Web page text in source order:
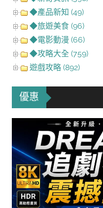
◆產品新知 (49)
◆旅遊美食 (96)
◆電影動漫 (66)
◆攻略大全 (759)
遊戲攻略 (892)
優惠